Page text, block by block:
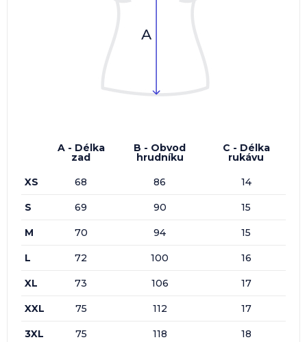
A - Délka
zad
B - Obvod
hrudníku
C - Délka
rukávu
XS
68 86 14
S 69 90 15
M 70 94 15
L 72 100 16
XL 73 106 17
XXL 75 112 17
3XL 75 118 18